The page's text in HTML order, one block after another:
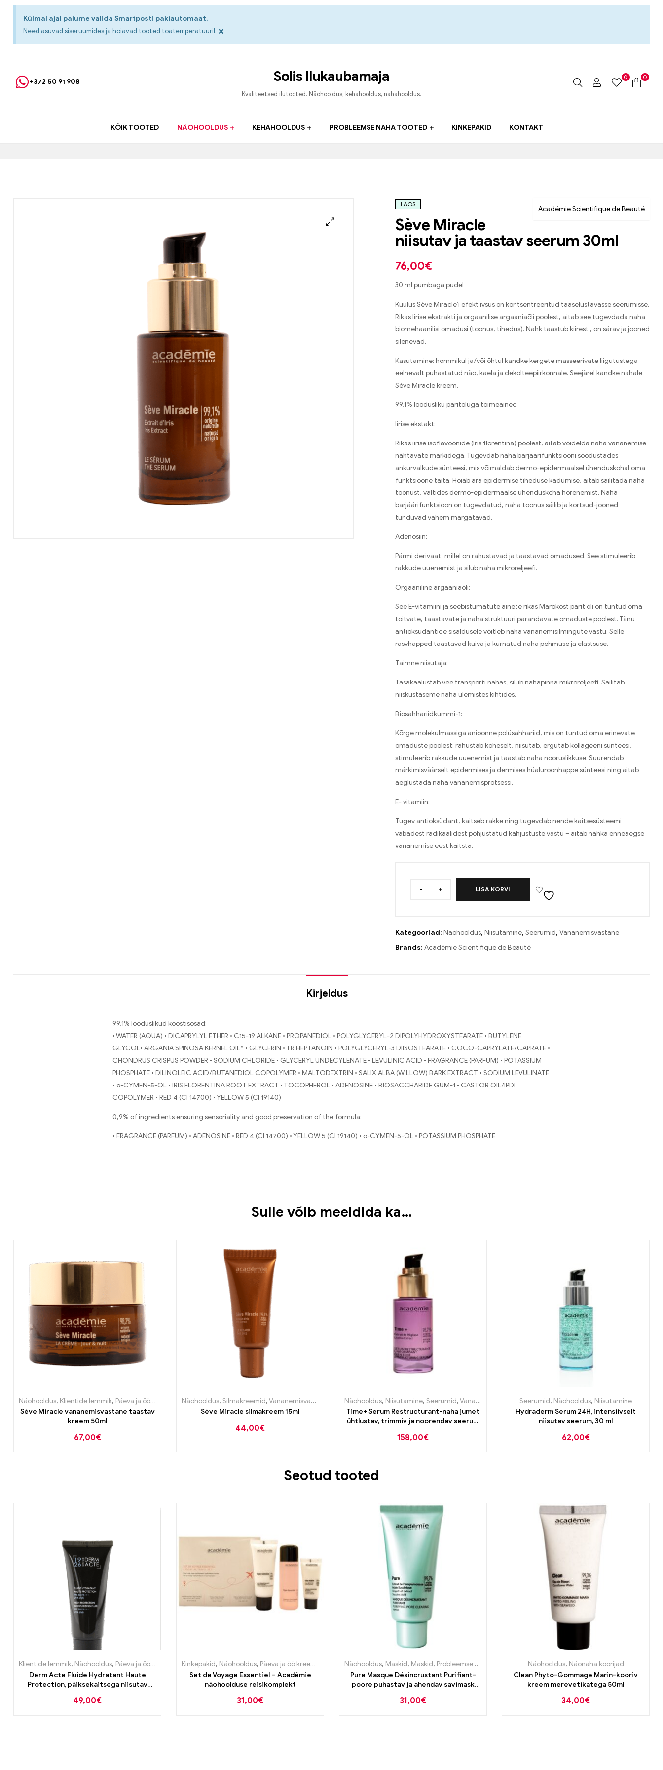
Külmal ajal palume valida Smartposti pakiautomaat.
Need asuvad siseruumides ja hoiavad tooted toatemperatuuril. ×
+372 50 91 908 Solis Ilukaubamaja
Kvaliteetsed ilutooted. Näohooldus, kehahooldus, nahahooldus.
0 0
KÕIK TOOTED NÄOHOOLDUS KEHAHOOLDUS PROBLEEMSE NAHA TOOTED KINKEPAKID KONTAKT
Académie Scientifique de Beauté
LAOS
Sève Miracle
niisutav ja taastav seerum 30ml
76,00€
30 ml pumbaga pudel
Kuulus Sève Miracle’i efektiivsus on kontsentreeritud taaselustavasse seerumisse.
Rikas Iirise ekstrakti ja orgaanilise argaaniaõli poolest, aitab see tugevdada naha
biomehaanilisi omadusi (toonus, tihedus). Nahk taastub kiiresti, on särav ja jooned
silenevad.
Kasutamine: hommikul ja/või õhtul kandke kergete masseerivate liigutustega
eelnevalt puhastatud näo, kaela ja dekolteepiirkonnale. Seejärel kandke nahale
Sève Miracle kreem.
99,1% loodusliku päritoluga toimeained
Iirise ekstakt:
Rikas iirise isoflavoonide (Iris florentina) poolest, aitab võidelda naha vananemise
nähtavate märkidega. Tugevdab naha barjäärifunktsiooni soodustades
ankurvalkude sünteesi, mis võimaldab dermo-epidermaalsel ühenduskohal oma
funktsioone täita. Hoiab ära epidermise tiheduse kadumise, aitab säilitada naha
toonust, vältides dermo-epidermaalse ühenduskoha hõrenemist. Naha
barjäärifunktsioon on tugevdatud, naha toonus säilib ja kortsud-jooned
tunduvad vähem märgatavad.
Adenosiin:
Pärmi derivaat, millel on rahustavad ja taastavad omadused. See stimuleerib
rakkude uuenemist ja silub naha mikroreljeefi.
Orgaaniline argaaniaõli:
See E-vitamiini ja seebistumatute ainete rikas Marokost pärit õli on tuntud oma
toitvate, taastavate ja naha struktuuri parandavate omaduste poolest. Tänu
antioksüdantide sisaldusele võitleb naha vananemisilmingute vastu. Selle
rasvhapped taastavad kuiva ja kurnatud naha pehmuse ja elastsuse.
Taimne niisutaja:
Tasakaalustab vee transporti nahas, silub nahapinna mikroreljeefi. Säilitab
niiskustaseme naha ülemistes kihtides.
Biosahhariidkummi-1:
Kõrge molekulmassiga anioonne polüsahhariid, mis on tuntud oma erinevate
omaduste poolest: rahustab koheselt, niisutab, ergutab kollageeni sünteesi,
stimuleerib rakkude uuenemist ja taastab naha nooruslikkuse. Suurendab
märkimisväärselt epidermises ja dermises hüaluroonhappe sünteesi ning aitab
aeglustada naha vananemisprotsessi.
E- vitamiin:
Tugev antioksüdant, kaitseb rakke ning tugevdab nende kaitsesüsteemi
vabadest radikaalidest põhjustatud kahjustuste vastu – aitab nahka enneaegse
vananemise eest kaitsta.
- + LISA KORVI
Kategooriad: Näohooldus, Niisutamine, Seerumid, Vananemisvastane
Brands: Académie Scientifique de Beauté
Kirjeldus
99,1% looduslikud koostisosad:
• WATER (AQUA) • DICAPRYLYL ETHER • C15-19 ALKANE • PROPANEDIOL • POLYGLYCERYL-2 DIPOLYHYDROXYSTEARATE • BUTYLENE
GLYCOL• ARGANIA SPINOSA KERNEL OIL* • GLYCERIN • TRIHEPTANOIN • POLYGLYCERYL-3 DIISOSTEARATE • COCO-CAPRYLATE/CAPRATE •
CHONDRUS CRISPUS POWDER • SODIUM CHLORIDE • GLYCERYL UNDECYLENATE • LEVULINIC ACID • FRAGRANCE (PARFUM) • POTASSIUM
PHOSPHATE • DILINOLEIC ACID/BUTANEDIOL COPOLYMER • MALTODEXTRIN • SALIX ALBA (WILLOW) BARK EXTRACT • SODIUM LEVULINATE
• o-CYMEN-5-OL • IRIS FLORENTINA ROOT EXTRACT • TOCOPHEROL • ADENOSINE • BIOSACCHARIDE GUM-1 • CASTOR OIL/IPDI
COPOLYMER • RED 4 (CI 14700) • YELLOW 5 (CI 19140)
0,9% of ingredients ensuring sensoriality and good preservation of the formula:
• FRAGRANCE (PARFUM) • ADENOSINE • RED 4 (CI 14700) • YELLOW 5 (CI 19140) • o-CYMEN-5-OL • POTASSIUM PHOSPHATE
Sulle võib meeldida ka…
Näohooldus, Klientide lemmik, Päeva ja öö kreemid
Vananemisvastane
Sève Miracle vananemisvastane taastav
kreem 50ml
67,00€
Näohooldus, Silmakreemid,Vananemisvastane
Sève Miracle silmakreem 15ml
44,00€
Näohooldus, Niisutamine, Seerumid,Vananemisvastane
Time+ Serum Restructurant-naha jumet
ühtlustav, trimmiv ja noorendav seerum
158,00€
Seerumid, Näohooldus, Niisutamine
Hydraderm Serum 24H, intensiivselt
niisutav seerum, 30 ml
62,00€
Seotud tooted
Klientide lemmik, Näohooldus, Päeva ja öö kreemid
Päiksekaitsetooted näole
Derm Acte Fluide Hydratant Haute
Protection, päiksekaitsega niisutav
49,00€
Kinkepakid, Näohooldus, Päeva ja öö kreemid
Puhastustooted
Set de Voyage Essentiel – Académie
näohoolduse reisikomplekt
31,00€
Näohooldus, Maskid, Maskid, Probleemse naha tooted
Pure Masque Désincrustant Purifiant-
poore puhastav ja ahendav savimask
31,00€
Näohooldus, Näonaha koorijad
Clean Phyto-Gommage Marin-kooriv
kreem merevetikatega 50ml
34,00€